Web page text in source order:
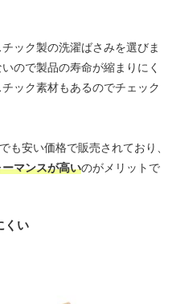
ック製の洗濯ばさみを選びま
ので製品の寿命が縮まりにく
ック素材もあるのでチェック
も安い価格で販売されており、
マンスが高いのがメリットで
くい